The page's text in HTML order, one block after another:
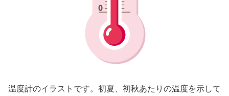
温度計のイラストです。初夏、初秋あたりの温度を示して